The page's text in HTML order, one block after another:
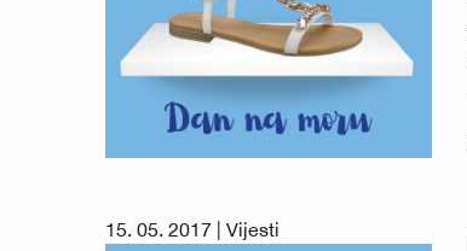
15. 05. 2017 | Vijesti